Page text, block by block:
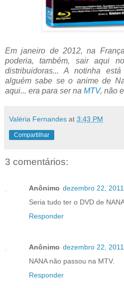
Em janeiro de 2012, na
poderia, também, sair aqui
distribuidoras... A notinha
alguém sabe se o anime de
aqui... era para ser na MTV, não
Valéria Fernandes at 3:43 PM
Compartilhar
3 comentários:
Anônimo dezembro 22,
Seria tudo ter o DVD de
Responder
Anônimo dezembro 22,
NANA não passou na MTV.
Responder